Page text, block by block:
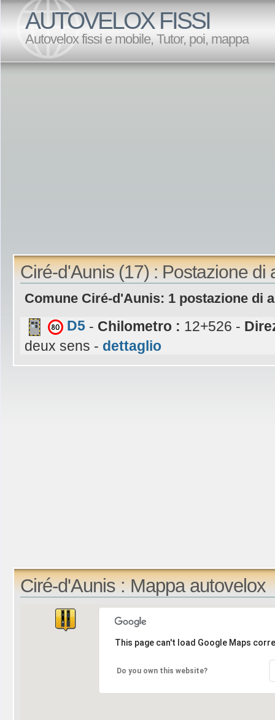
AUTOVELOX FISSI
Autovelox fissi e mobile, Tutor, poi, mappa
Ciré-d'Aunis (17) : Postazione di
Comune Ciré-d'Aunis: 1 postazione di
D5 - Chilometro : 12+526 -
deux sens - dettaglio
Ciré-d'Aunis : Mappa autovelox
This page can't load Google Maps
Do you own this website?